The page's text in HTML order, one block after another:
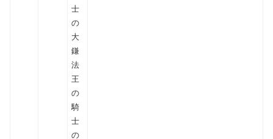
士
の
大
鎌
法
王
の
騎
士
の